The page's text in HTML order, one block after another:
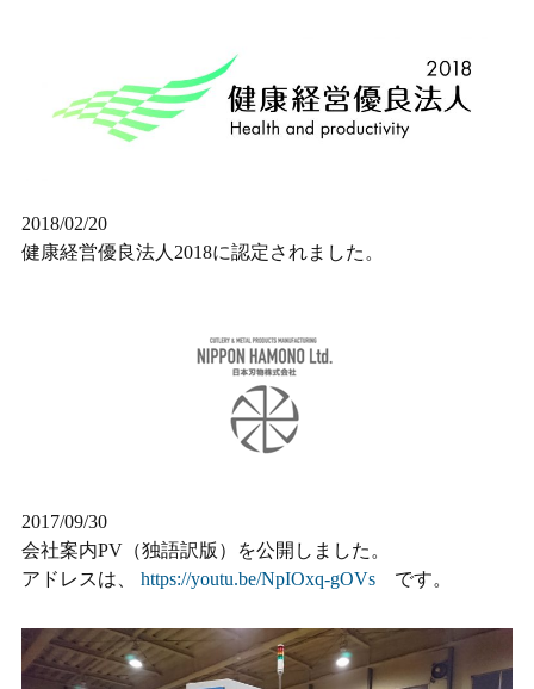
2018/02/20
健康経営優良法人2018に認定されました。
2017/09/30
会社案内PV（独語訳版）を公開しました。
アドレスは、 https://youtu.be/NpIOxq-gOVsです。